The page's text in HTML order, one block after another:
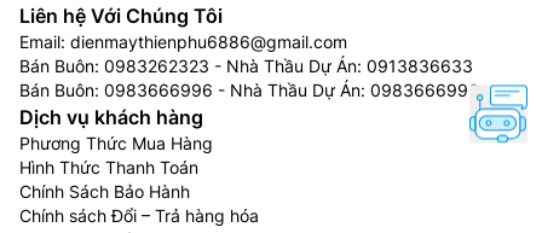
Liên hệ Với Chúng Tôi
Email: dienmaythienphu6886@gmail.com
Bán Buôn: 0983262323 - Nhà Thầu Dự Án: 0913836633
Bán Buôn: 0983666996 - Nhà Thầu Dự Án: 0983666996
Dịch vụ khách hàng
Phương Thức Mua Hàng
Hình Thức Thanh Toán
Chính Sách Bảo Hành
Chính sách Đổi – Trả hàng hóa